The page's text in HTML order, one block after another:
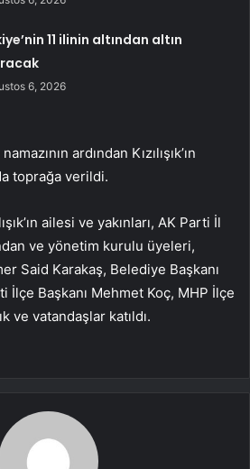
11 ilinin altından altın
6, 2026
ardından Kızılışık’ın
toprağa verildi.
ailesi ve yakınları, AK Parti İl
ve yönetim kurulu üyeleri,
Said Karakaş, Belediye Başkanı
İlçe Başkanı Mehmet Koç, MHP İlçe
ve vatandaşlar katıldı.